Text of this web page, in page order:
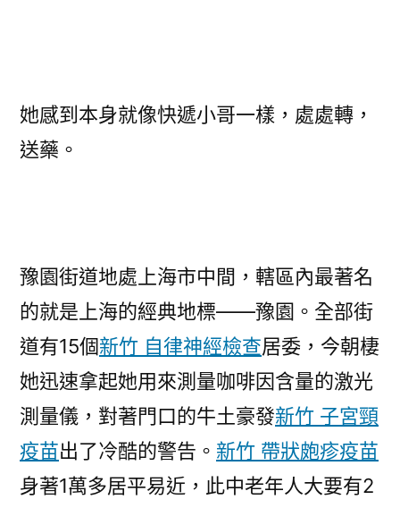
她感到本身就像快遞小哥一樣，處處轉，
送藥。
豫園街道地處上海市中間，轄區內最著名
的就是上海的經典地標——豫園。全部街
道有15個新竹 自律神經檢查居委，今朝棲
她迅速拿起她用來測量咖啡因含量的激光
測量儀，對著門口的牛土豪發新竹 子宮頸
疫苗出了冷酷的警告。 新竹 帶狀皰疹疫苗
身著1萬多居平易近，此中老年人大要有2